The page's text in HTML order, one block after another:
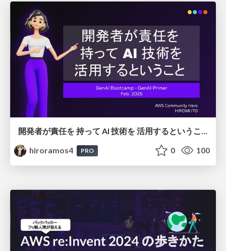
開発者が責任を 持って AI 技術を 活用するということ
hiroramos4
PRO 0 100